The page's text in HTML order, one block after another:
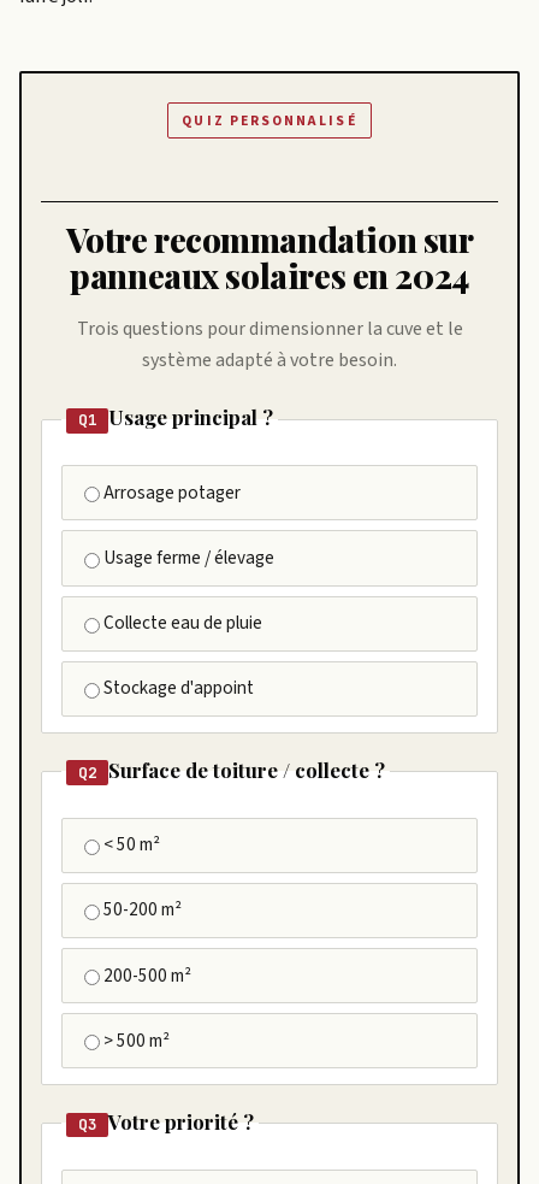
QUIZ PERSONNALISÉ
Votre recommandation sur
panneaux solaires en 2024
Trois questions pour dimensionner la cuve et le
système adapté à votre besoin.
Q1 Usage principal ?
Arrosage potager
Usage ferme / élevage
Collecte eau de pluie
Stockage d'appoint
Q2 Surface de toiture / collecte ?
< 50 m²
50-200 m²
200-500 m²
> 500 m²
Q3 Votre priorité ?